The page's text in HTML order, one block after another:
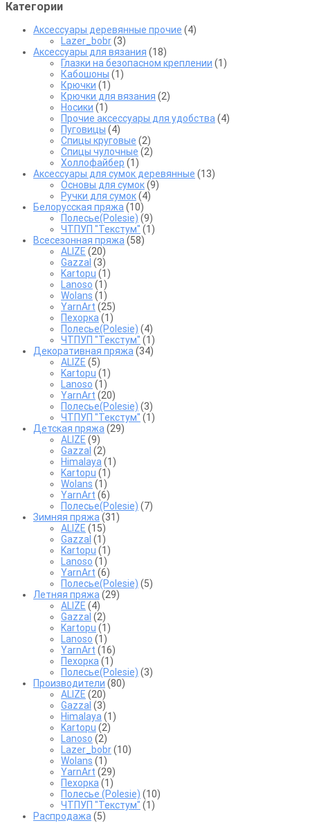
Категории
Аксессуары деревянные прочие (4)
Lazer_bobr(3)
Аксессуары для вязания (18)
Глазки на безопасном креплении (1)
Кабошоны (1)
Крючки (1)
Крючки для вязания (2)
Носики (1)
Прочие аксессуары для удобства (4)
Пуговицы (4)
Спицы круговые (2)
Спицы чулочные (2)
Холлофайбер (1)
Аксессуары для сумок деревянные (13)
Основы для сумок(9)
Ручки для сумок(4)
Белорусская пряжа (10)
Полесье(Polesie) (9)
ЧТПУП "Текстум" (1)
Всесезонная пряжа (58)
ALIZE (20)
Gazzal (3)
Kartopu (1)
Lanoso (1)
Wolans (1)
YarnArt (25)
Пехорка (1)
Полесье(Polesie) (4)
ЧТПУП "Текстум" (1)
Декоративная пряжа (34)
ALIZE (5)
Kartopu (1)
Lanoso (1)
YarnArt (20)
Полесье(Polesie) (3)
ЧТПУП "Текстум" (1)
Детская пряжа (29)
ALIZE (9)
Gazzal (2)
Himalaya (1)
Kartopu (1)
Wolans (1)
YarnArt (6)
Полесье(Polesie) (7)
Зимняя пряжа (31)
ALIZE (15)
Gazzal (1)
Kartopu (1)
Lanoso (1)
YarnArt (6)
Полесье(Polesie) (5)
Летняя пряжа (29)
ALIZE (4)
Gazzal (2)
Kartopu (1)
Lanoso (1)
YarnArt (16)
Пехорка (1)
Полесье(Polesie) (3)
Производители (80)
ALIZE (20)
Gazzal (3)
Himalaya (1)
Kartopu (2)
Lanoso (2)
Lazer_bobr(10)
Wolans (1)
YarnArt (29)
Пехорка (1)
Полесье (Polesie) (10)
ЧТПУП "Текстум" (1)
Распродажа (5)